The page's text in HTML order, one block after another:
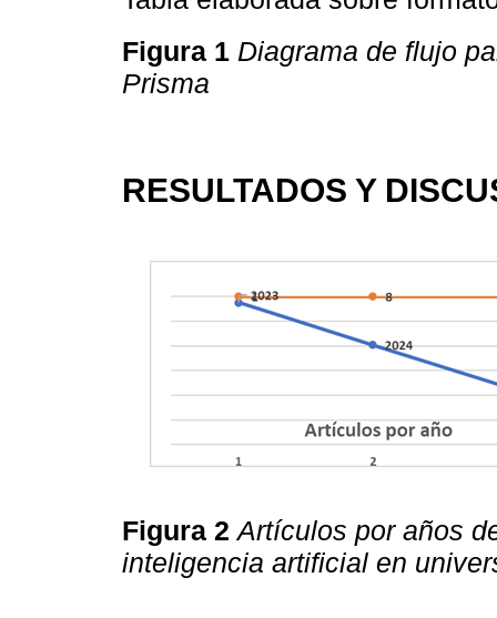
Figura 1 Diagrama de flujo
Prisma
RESULTADOS Y
Figura 2Artículos por años
inteligencia artificial en